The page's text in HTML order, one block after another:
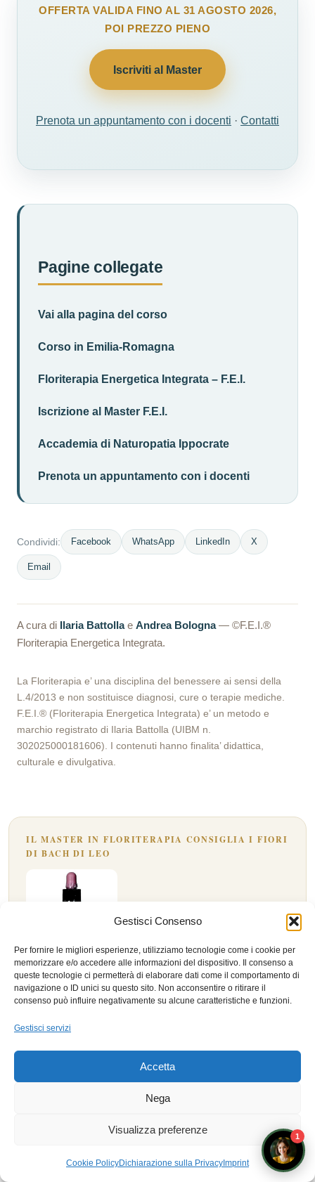
Gestisci Consenso
Per fornire le migliori esperienze, utilizziamo tecnologie come i cookie per
memorizzare e/o accedere alle informazioni del dispositivo. Il consenso a
queste tecnologie ci permetterà di elaborare dati come il comportamento di
navigazione o ID unici su questo sito. Non acconsentire o ritirare il
consenso può influire negativamente su alcune caratteristiche e funzioni.
Gestisci servizi
Accetta
Nega
Visualizza preferenze
Cookie PolicyDichiarazione sulla Privacy Imprint
OFFERTA VALIDA FINO AL 31 AGOSTO 2026,
POI PREZZO PIENO
Iscriviti al Master
Prenota un appuntamento con i docenti · Contatti
Pagine collegate
Vai alla pagina del corso
Corso in Emilia-Romagna
Floriterapia Energetica Integrata – F.E.I.
Iscrizione al Master F.E.I.
Accademia di Naturopatia Ippocrate
Prenota un appuntamento con i docenti
Condividi: Facebook WhatsApp LinkedIn X
Email
A cura di Ilaria Battollae Andrea Bologna— ©F.E.I.®
Floriterapia Energetica Integrata.
La Floriterapia e’ una disciplina del benessere ai sensi della
L.4/2013 e non sostituisce diagnosi, cure o terapie mediche.
F.E.I.® (Floriterapia Energetica Integrata) e’ un metodo e
marchio registrato di Ilaria Battolla (UIBM n.
302025000181606). I contenuti hanno finalita’ didattica,
culturale e divulgativa.
IL MASTER IN FLORITERAPIA CONSIGLIA I FIORI
DI BACH DI LEO
Scleranthus — Estratto Floreale di Bach,
10 ml
MTC· Terra (Milza): dubbio e oscillazione.
Ayurveda· Vata: instabilità altalenante.
Vedi nell’Erboristeria →
Prodotto presentato a fini didattici e di approfondimento personale. Il naturopata è
operatore del benessere ai sensi della L.4/2013, non figura sanitaria: nessuna
1
Prenota un appuntamento con i docenti